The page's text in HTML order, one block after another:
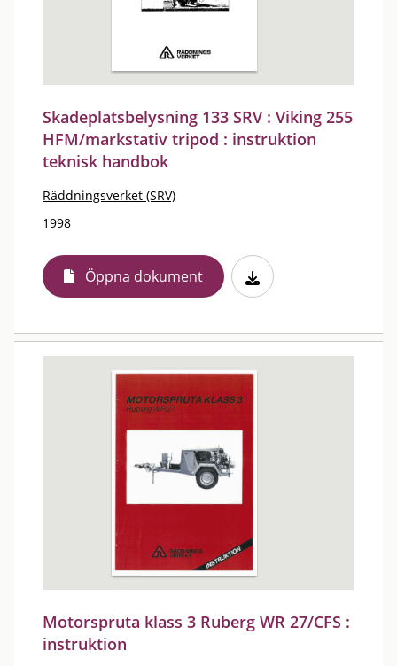
Skadeplatsbelysning 133 SRV : Viking 255
HFM/markstativ tripod : instruktion
teknisk handbok
Räddningsverket (SRV)
1998
Öppna dokument
Motorspruta klass 3 Ruberg WR 27/CFS :
instruktion